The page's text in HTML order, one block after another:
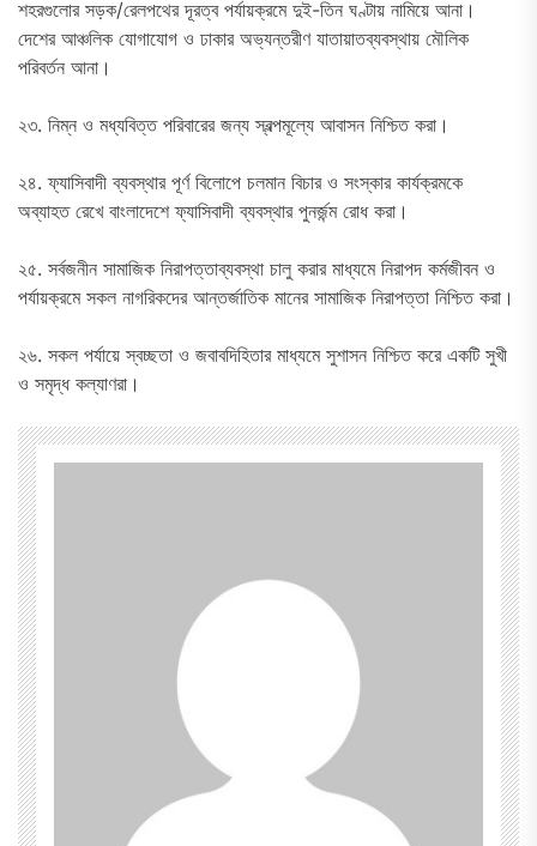
শহরগুলোর সড়ক/রেলপথের দূরত্ব পর্যায়ক্রমে দুই-তিন ঘণ্টায় নামিয়ে আনা।
দেশের আঞ্চলিক যোগাযোগ ও ঢাকার অভ্যন্তরীণ যাতায়াতব্যবস্থায় মৌলিক
পরিবর্তন আনা।
২৩. নিম্ন ও মধ্যবিত্ত পরিবারের জন্য স্বল্পমূল্যে আবাসন নিশ্চিত করা।
২৪. ফ্যাসিবাদী ব্যবস্থার পূর্ণ বিলোপে চলমান বিচার ও সংস্কার কার্যক্রমকে
অব্যাহত রেখে বাংলাদেশে ফ্যাসিবাদী ব্যবস্থার পুনর্জন্ম রোধ করা।
২৫. সর্বজনীন সামাজিক নিরাপত্তাব্যবস্থা চালু করার মাধ্যমে নিরাপদ কর্মজীবন ও
পর্যায়ক্রমে সকল নাগরিকদের আন্তর্জাতিক মানের সামাজিক নিরাপত্তা নিশ্চিত করা।
২৬. সকল পর্যায়ে স্বচ্ছতা ও জবাবদিহিতার মাধ্যমে সুশাসন নিশ্চিত করে একটি সুখী
ও সমৃদ্ধ কল্যাণরা।